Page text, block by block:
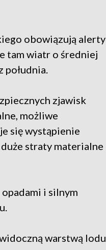
obowiązują alerty
tam wiatr o średniej
południa.
zjawisk
możliwe
się wystąpienie
straty materialne
i silnym
warstwą lodu